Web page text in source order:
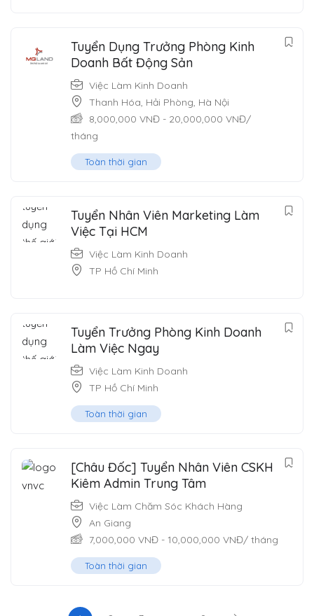
Tuyển Dụng Trưởng Phòng Kinh
Doanh Bất Động Sản
Việc Làm Kinh Doanh
Thanh Hóa, Hải Phòng, Hà Nội
8,000,000 VNĐ - 20,000,000 VNĐ/
tháng
Toàn thời gian
Tuyển Nhân Viên Marketing Làm
Việc Tại HCM
Việc Làm Kinh Doanh
TP Hồ Chí Minh
Tuyển Trưởng Phòng Kinh Doanh
Làm Việc Ngay
Việc Làm Kinh Doanh
TP Hồ Chí Minh
Toàn thời gian
[Châu Đốc] Tuyển Nhân Viên CSKH
Kiêm Admin Trung Tâm
Việc Làm Chăm Sóc Khách Hàng
An Giang
7,000,000 VNĐ - 10,000,000 VNĐ/ tháng
Toàn thời gian